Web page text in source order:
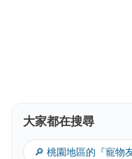
大家都在搜尋
🔎 桃園地區的『寵物